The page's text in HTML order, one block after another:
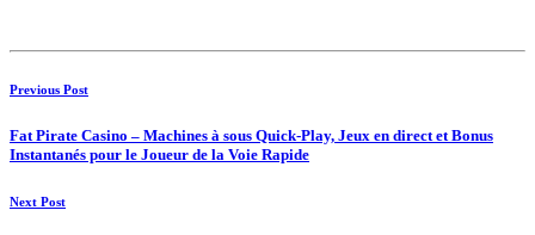
Previous Post
Fat Pirate Casino – Machines à sous Quick‑Play, Jeux en direct et Bonus
Instantanés pour le Joueur de la Voie Rapide
Next Post